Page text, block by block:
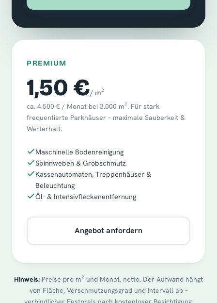
PREMIUM
1,50 €/ m²
ca. 4.500 € / Monat bei 3.000 m². Für stark
frequentierte Parkhäuser – maximale Sauberkeit &
Werterhalt.
Maschinelle Bodenreinigung
Spinnweben & Grobschmutz
Kassenautomaten, Treppenhäuser &
Beleuchtung
Öl- & Intensivfleckenentfernung
Angebot anfordern
Hinweis: Preise pro m² und Monat, netto. Der Aufwand hängt
von Fläche, Verschmutzungsgrad und Intervall ab –